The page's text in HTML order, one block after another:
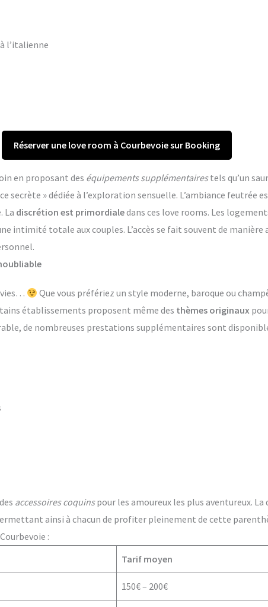
l’italienne
Réserver une love room à Courbevoie sur Booking
en proposant des équipements supplémentairestels qu’un
secrète » dédiée à l’exploration sensuelle. L’ambiance feutrée
La discrétion est primordialedans ces love rooms. Les
intimité totale aux couples. L’accès se fait souvent de manière
Que vous préfériez un style moderne, baroque ou
établissements proposent même des thèmes originaux
de nombreuses prestations supplémentaires sont
accessoires coquinspour les amoureux les plus aventureux.
ainsi à chacun de profiter pleinement de cette
:
Tarif moyen
150€ – 200€